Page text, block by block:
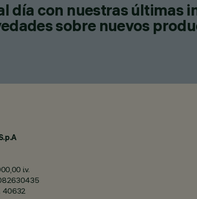
día con nuestras últimas
sobre nuevos
i.v.
40632